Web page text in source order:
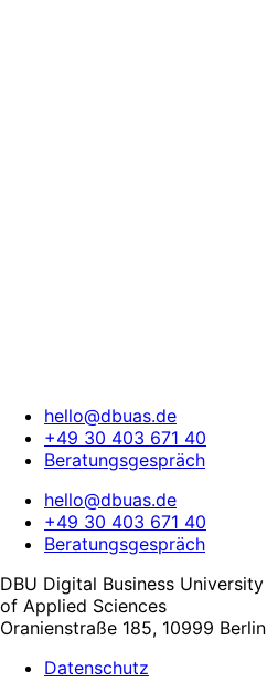
hello@dbuas.de
+49 30 403 671 40
Beratungsgespräch
hello@dbuas.de
+49 30 403 671 40
Beratungsgespräch
DBU Digital Business University
of Applied Sciences
Oranienstraße 185, 10999 Berlin
Datenschutz